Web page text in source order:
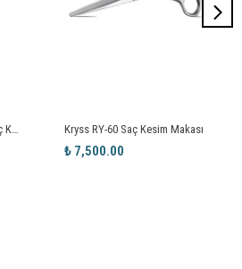
Kryss RHC-68 Profesyonel Saç Kesim Makası 6.8” Kryss RY-60 Saç Kesim Makası
₺ 7,500.00